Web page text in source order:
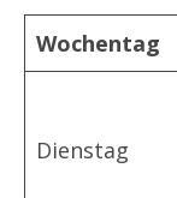
Wochentag
Dienstag